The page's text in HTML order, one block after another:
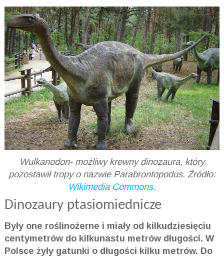
Wulkanodon- możliwy krewny dinozaura, który
pozostawił tropy o nazwie Parabrontopodus. Źródło:
Wikimedia Commons.
Dinozaury ptasiomiednicze
Były one roślinożerne i miały od kilkudziesięciu
centymetrów do kilkunastu metrów długości. W
Polsce żyły gatunki o długości kilku metrów. Do